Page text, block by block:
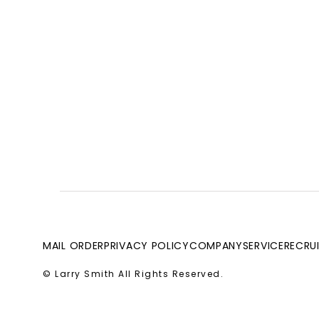
MAIL ORDERPRIVACY POLICYCOMPANYSERVICE
© Larry Smith All Rights Reserved.